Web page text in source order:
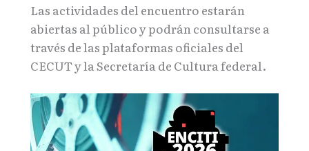
Las actividades del encuentro estarán
abiertas al público y podrán consultarse a
través de las plataformas oficiales del
CECUT y la Secretaría de Cultura federal.